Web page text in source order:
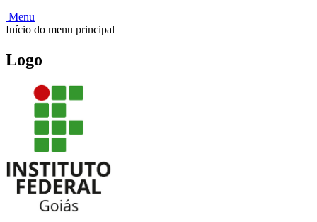
Menu
Início do menu principal
Logo